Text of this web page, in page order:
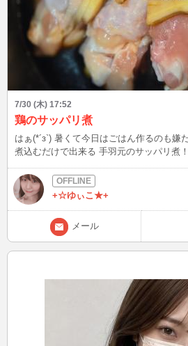
7/30 (木) 17:52
鶏のサッパリ煮
はぁ(*´з`) 暑くて今日はごはん作るのも嫌だ・・・。 ということで、
煮込むだけで出来る 手羽元のサッパリ煮！ ショウガが効いて美味し
+☆ゆぃこ★+
メール